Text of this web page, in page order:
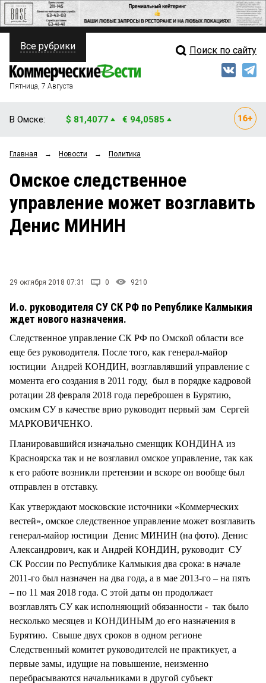
ПОЛИТИКА
ФИНАНСЫ
ОБЩЕСТВО
ЗАКОН
НОВОСТИ КОМПАНИЙ
Свежий выпуск
Рейтинги
Блоги
Все рубрики Поиск по сайту
Пятница, 7 Августа
В Омске: $ 81,4077 € 94,0585
Главная → Новости → Политика
Омское следственное
управление может возглавить
Денис МИНИН
29 октября 2018 07:31 0 9210
И.о. руководителя СУ СК РФ по Републике Калмыкия
ждет нового назначения.
Следственное управление СК РФ по Омской области все
еще без руководителя. После того, как генерал-майор
юстиции Андрей КОНДИН, возглавлявший управление с
момента его создания в 2011 году, был в порядке кадровой
ротации 28 февраля 2018 года переброшен в Бурятию,
омским СУ в качестве врио руководит первый зам Сергей
МАРКОВИЧЕНКО.
Планировавшийся изначально сменщик КОНДИНА из
Красноярска так и не возглавил омское управление, так как
к его работе возникли претензии и вскоре он вообще был
отправлен в отставку.
Как утверждают московские источники «Коммерческих
вестей», омское следственное управление может возглавить
генерал-майор юстиции Денис МИНИН (на фото). Денис
Александрович, как и Андрей КОНДИН, руководит СУ
СК России по Республике Калмыкия два срока: в начале
2011-го был назначен на два года, а в мае 2013-го – на пять
– по 11 мая 2018 года. С этой даты он продолжает
возглавлять СУ как исполняющий обязанности - так было
несколько месяцев и КОНДИНЫМ до его назначения в
Бурятию. Свыше двух сроков в одном регионе
Следственный комитет руководителей не практикует, а
первые замы, идущие на повышение, неизменно
перебрасываются начальниками в другой субъект